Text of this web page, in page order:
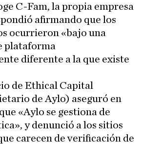
C-Fam, la propia empresa
afirmando que los
ocurrieron «bajo una
plataforma
diferente a la que existe
de Ethical Capital
de Aylo) aseguró en
«Aylo se gestiona de
y denunció a los sitios
carecen de verificación de